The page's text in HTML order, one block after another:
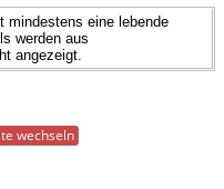
mindestens eine lebende
werden aus
angezeigt.
wechseln